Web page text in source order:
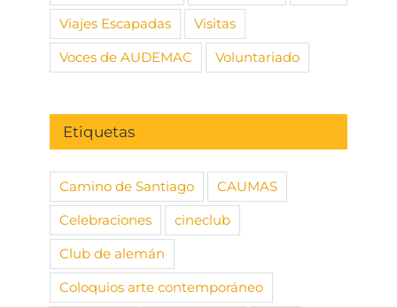
Viajes Escapadas
Visitas
Voces de AUDEMAC
Voluntariado
Etiquetas
Camino de Santiago
CAUMAS
Celebraciones
cineclub
Club de alemán
Coloquios arte contemporáneo